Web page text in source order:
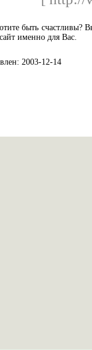
быть счастливы?
именно для Вас.
2003-12-14